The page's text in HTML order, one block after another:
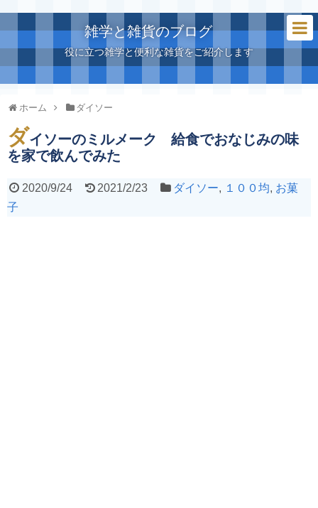
雑学と雑貨のブログ
役に立つ雑学と便利な雑貨をご紹介します
ホーム ダイソー
ダイソーのミルメーク 給食でおなじみの味
を家で飲んでみた
2020/9/24 2021/2/23 ダイソー, １００均, お菓
子